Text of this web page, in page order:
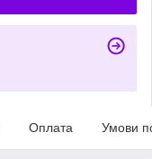
Оплата Умови